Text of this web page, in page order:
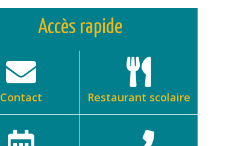
Accès rapide
Contact Restaurant scolaire